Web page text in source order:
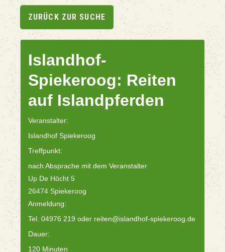
ZURÜCK ZUR SUCHE
Islandhof-
Spiekeroog: Reiten
auf Islandpferden
Veranstalter:
Islandhof Spiekeroog
Treffpunkt:
nach Absprache mit dem Veranstalter
Up De Höcht 5
26474 Spiekeroog
Anmeldung:
Tel. 04976 219 oder reiten@islandhof-spiekeroog.de
Dauer:
120 Minuten